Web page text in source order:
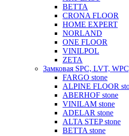
BETTA
CRONA FLOOR
HOME EXPERT
NORLAND
ONE FLOOR
VINILPOL
ZETA
Замковая SPC, LVT,
FARGO stone
ALPINE FLOOR
ABERHOF stone
VINILAM stone
ADELAR stone
ALTA STEP stone
BETTA stone